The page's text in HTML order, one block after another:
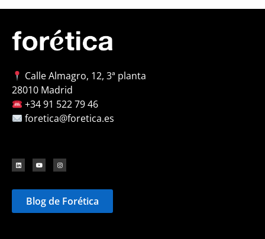
Calle Almagro, 12, 3ª planta
28010 Madrid
+34 91 522 79 46
foretica@foretica.es
Blog de Forética